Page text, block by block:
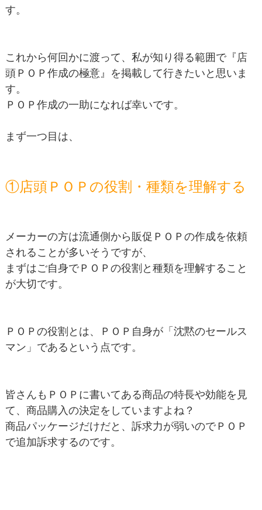
す。
これから何回かに渡って、私が知り得る範囲で『店
頭ＰＯＰ作成の極意』を掲載して行きたいと思いま
す。
ＰＯＰ作成の一助になれば幸いです。
まず一つ目は、
①店頭ＰＯＰの役割・種類を理解する
メーカーの方は流通側から販促ＰＯＰの作成を依頼
されることが多いそうですが、
まずはご自身でＰＯＰの役割と種類を理解すること
が大切です。
ＰＯＰの役割とは、ＰＯＰ自身が「沈黙のセールス
マン」であるという点です。
皆さんもＰＯＰに書いてある商品の特長や効能を見
て、商品購入の決定をしていますよね？
商品パッケージだけだと、訴求力が弱いのでＰＯＰ
で追加訴求するのです。